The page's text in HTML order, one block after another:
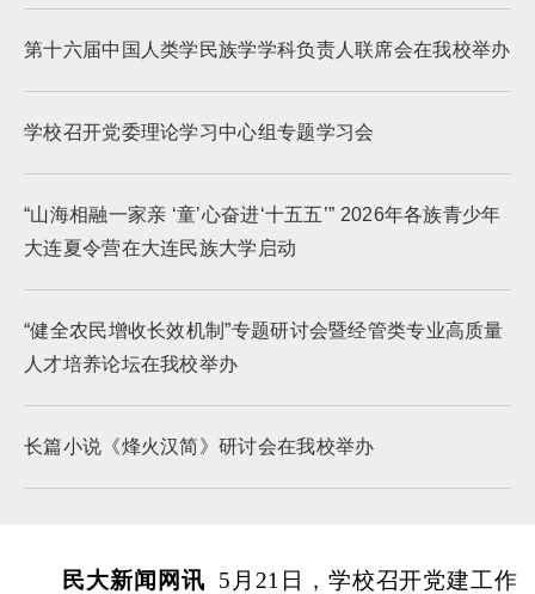
第十六届中国人类学民族学学科负责人联席会在我校举办
学校召开党委理论学习中心组专题学习会
“山海相融一家亲 ‘童’心奋进‘十五五’” 2026年各族青少年
大连夏令营在大连民族大学启动
“健全农民增收长效机制”专题研讨会暨经管类专业高质量
人才培养论坛在我校举办
长篇小说《烽火汉简》研讨会在我校举办
民大新闻网讯 5月21日，学校召开党建工作